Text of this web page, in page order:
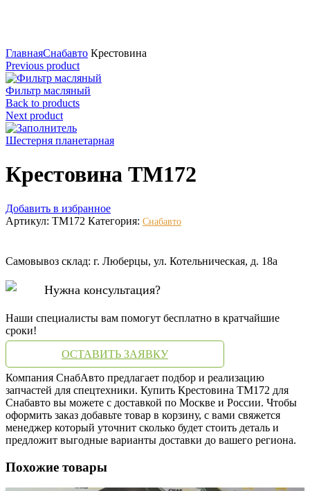
ГлавнаяСнабавто Крестовина
Previous product
Фильтр масляный
Back to products
Next product
Шестерня планетарная
Крестовина TM172
Добавить в избранное
Артикул: TM172 Категория: Снабавто
Самовывоз склад: г. Люберцы, ул. Котельническая, д. 18а
Нужна консультация?
Наши специалисты вам помогут бесплатно в кратчайшие
сроки!
ОСТАВИТЬ ЗАЯВКУ
Компания СнабАвто предлагает подбор и реализацию
запчастей для спецтехники. Купить Крестовина TM172 для
Снабавто вы можете с доставкой по Москве и России. Чтобы
оформить заказ добавьте товар в корзину, с вами свяжется
менеджер который уточнит сколько будет стоить деталь и
предложит выгодные варианты доставки до вашего региона.
Похожие товары